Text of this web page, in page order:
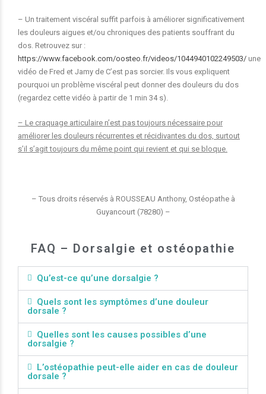
– Un traitement viscéral suffit parfois à améliorer significativement
les douleurs aigues et/ou chroniques des patients souffrant du
dos. Retrouvez sur :
https://www.facebook.com/oosteo.fr/videos/1044940102249503/ une
vidéo de Fred et Jamy de C’est pas sorcier. Ils vous expliquent
pourquoi un problème viscéral peut donner des douleurs du dos
(regardez cette vidéo à partir de 1 min 34 s).
– Le craquage articulaire n’est pas toujours nécessaire pour
améliorer les douleurs récurrentes et récidivantes du dos, surtout
s’il s’agit toujours du même point qui revient et qui se bloque.
– Tous droits réservés à ROUSSEAU Anthony, Ostéopathe à
Guyancourt (78280) –
FAQ – Dorsalgie et ostéopathie
Qu’est-ce qu’une dorsalgie ?
Quels sont les symptômes d’une douleur
dorsale ?
Quelles sont les causes possibles d’une
dorsalgie ?
L’ostéopathie peut-elle aider en cas de douleur
dorsale ?